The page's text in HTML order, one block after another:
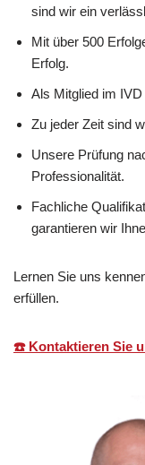
sind wir ein
Mit über 500
Erfolg.
Als Mitglied im
Zu jeder Zeit sind
Unsere Prüfung
Professionalität.
Fachliche
garantieren wir
Lernen Sie uns
erfüllen.
☎️ Kontaktieren Sie